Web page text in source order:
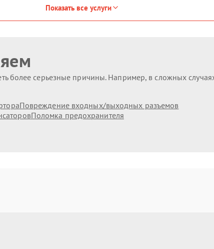
Показать все услуги
более серьезные причины. Например, в сложных
Повреждение входных/выходных разъемов
Поломка предохранителя